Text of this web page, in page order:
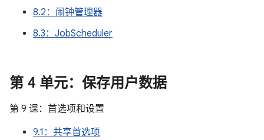
8.2：闹钟管理器
8.3：JobScheduler
第 4 单元：保存用户数据
第 9 课：首选项和设置
9.1：共享首选项